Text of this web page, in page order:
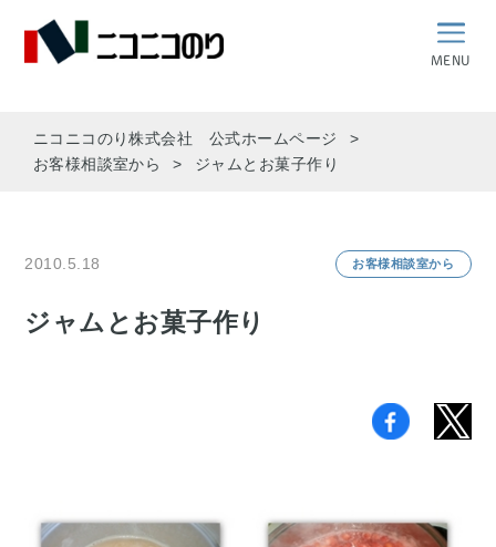
MENU
ニコニコのり株式会社 公式ホームページ
お客様相談室から
ジャムとお菓子作り
2010.5.18 お客様相談室から
ジャムとお菓子作り